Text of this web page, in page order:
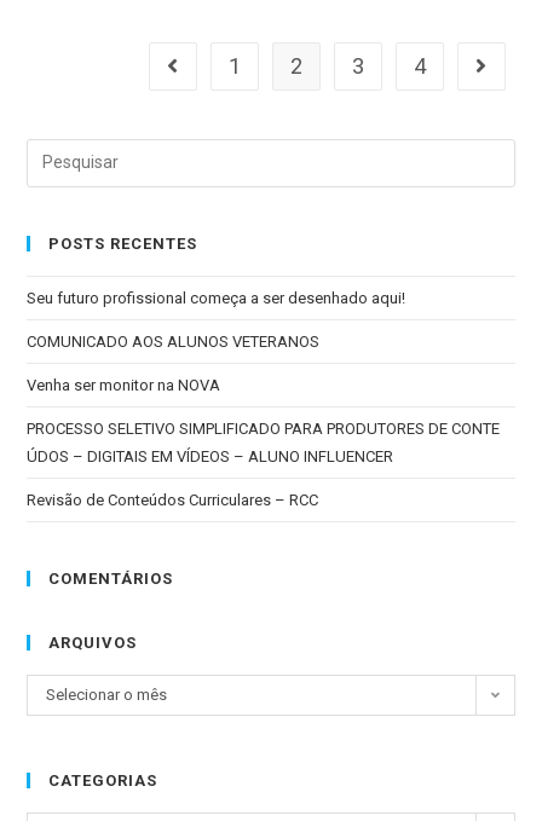
1 2 3 4
POSTS RECENTES
Seu futuro profissional começa a ser desenhado aqui!
COMUNICADO AOS ALUNOS VETERANOS
Venha ser monitor na NOVA
PROCESSO SELETIVO SIMPLIFICADO PARA PRODUTORES DE CONTE
ÚDOS – DIGITAIS EM VÍDEOS – ALUNO INFLUENCER
Revisão de Conteúdos Curriculares – RCC
COMENTÁRIOS
ARQUIVOS
Selecionar o mês
CATEGORIAS